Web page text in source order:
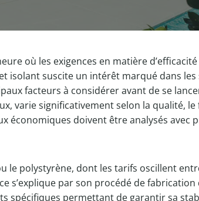
où les exigences en matière
suscite un intérêt marqué dans
facteurs à considérer avant de se
varie significativement selon la qualité,
économiques doivent être analysés
polystyrène, dont les tarifs oscillent
par son procédé de
spécifiques permettant de garantir sa